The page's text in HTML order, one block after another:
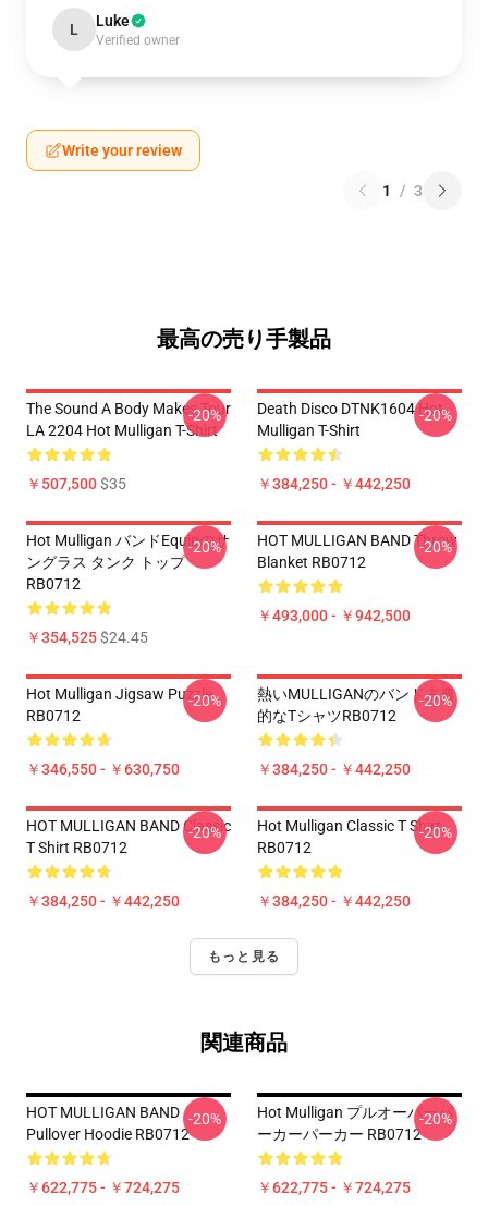
L Luke
Verified owner
Write your review
1 / 3
最高の売り手製品
The Sound A Body Makes Tour
LA 2204 Hot Mulligan T-Shirt
￥507,500$35
-20%
Death Disco DTNK1604 Hot
Mulligan T-Shirt
￥384,250 - ￥442,250
-20%
Hot Mulligan バンドEquipのサ
ングラス タンク トップ
RB0712
￥354,525$24.45
-20%
HOT MULLIGAN BAND Throw
Blanket RB0712
￥493,000 - ￥942,500
-20%
Hot Mulligan Jigsaw Puzzle
RB0712
￥346,550 - ￥630,750
-20%
熱いMULLIGANのバンド古典
的なTシャツRB0712
￥384,250 - ￥442,250
-20%
HOT MULLIGAN BAND Classic
T Shirt RB0712
￥384,250 - ￥442,250
-20%
Hot Mulligan Classic T Shirt
RB0712
￥384,250 - ￥442,250
-20%
もっと見る
関連商品
HOT MULLIGAN BAND
Pullover Hoodie RB0712
￥622,775 - ￥724,275
-20%
Hot Mulligan プルオーバーパ
ーカーパーカー RB0712
￥622,775 - ￥724,275
-20%